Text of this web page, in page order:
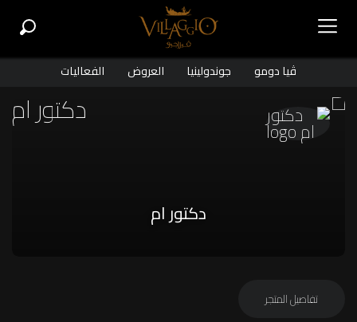
ڤيا دومو جوندولينيا العروض الفعاليات
دكتور ام
تفاصيل المتجر